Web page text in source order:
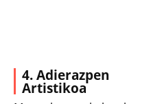
4. Adierazpen
Artistikoa